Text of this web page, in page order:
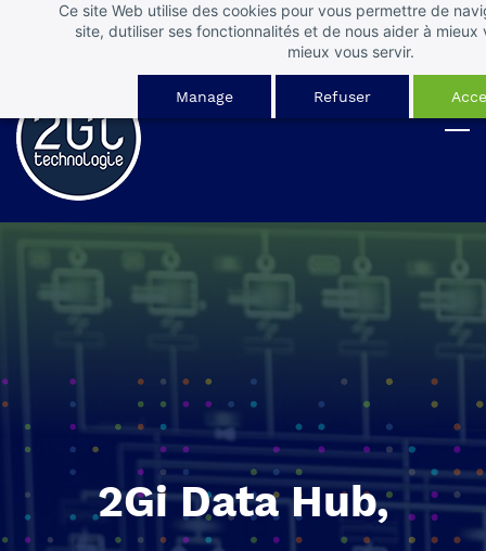
Ce site Web utilise des cookies pour vous permettre de
site, dutiliser ses fonctionnalités et de nous aider à
mieux vous servir.
Manage Refuser
Connectez-vous
2Gi Data Hub,